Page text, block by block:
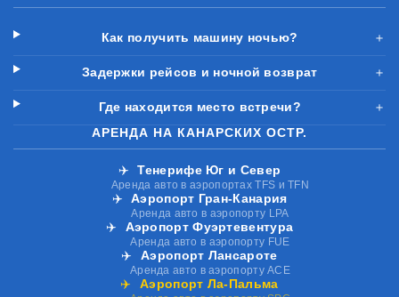
Как получить машину ночью? ＋
Задержки рейсов и ночной возврат ＋
Где находится место встречи?
＋
АРЕНДА НА КАНАРСКИХ ОСТР.
✈️ Тенерифе Юг и Север
Аренда авто в аэропортах TFS и TFN
✈️ Аэропорт Гран-Канария
Аренда авто в аэропорту LPA
✈️ Аэропорт Фуэртевентура
Аренда авто в аэропорту FUE
✈️ Аэропорт Лансароте
Аренда авто в аэропорту ACE
✈️ Аэропорт Ла-Пальма